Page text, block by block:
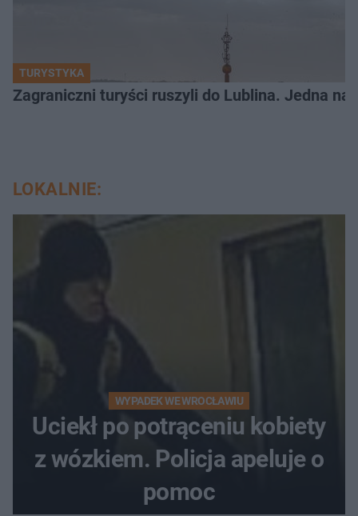
TURYSTYKA
Zagraniczni turyści ruszyli do Lublina. Jedna
LOKALNIE:
WYPADEK WE WROCŁAWIU
Uciekł po potrąceniu kobiety
z wózkiem. Policja apeluje o
pomoc